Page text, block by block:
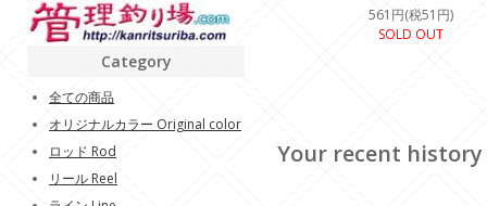
561円(税51円)
SOLD OUT
Your recent history
Category
全ての商品
オリジナルカラー Original color
ロッド Rod
リール Reel